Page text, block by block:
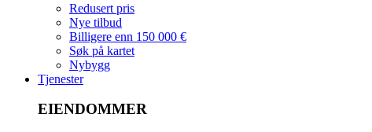
Redusert pris
Nye tilbud
Billigere enn 150 000 €
Søk på kartet
Nybygg
Tjenester
EIENDOMMER